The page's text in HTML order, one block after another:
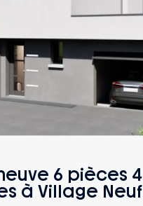
6 pièces 4
à Village Neuf